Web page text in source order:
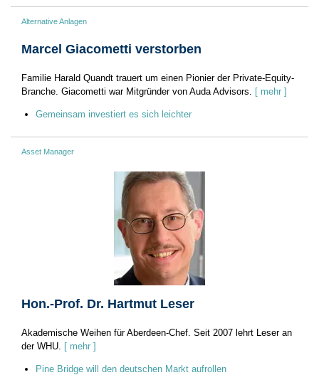
Alternative Anlagen
Marcel Giacometti verstorben
Familie Harald Quandt trauert um einen Pionier der Private-Equity-
Branche. Giacometti war Mitgründer von Auda Advisors. [ mehr ]
Gemeinsam investiert es sich leichter
Asset Manager
Hon.-Prof. Dr. Hartmut Leser
Akademische Weihen für Aberdeen-Chef. Seit 2007 lehrt Leser an
der WHU. [ mehr ]
Pine Bridge will den deutschen Markt aufrollen